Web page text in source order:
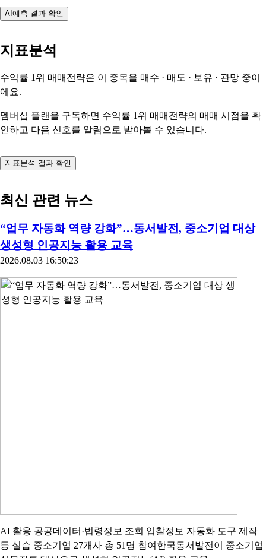
AI예측 결과 확인
지표분석
수익률 1위 매매전략은 이 종목을 매수 · 매도 · 보유 · 관망 중이
에요.
멤버십 플랜을 구독하면 수익률 1위 매매전략의 매매 시점을 확
인하고 다음 신호를 알림으로 받아볼 수 있습니다.
지표분석 결과 확인
최신 관련 뉴스
“업무 자동화 역량 강화”…동서발전, 중소기업 대상
생성형 인공지능 활용 교육
2026.08.03 16:50:23
AI 활용 공공데이터·법령정보 조회 입찰정보 자동화 도구 제작
등 실습 중소기업 27개사 총 51명 참여한국동서발전이 중소기업